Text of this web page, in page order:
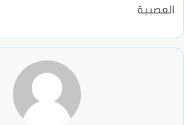
العصبية